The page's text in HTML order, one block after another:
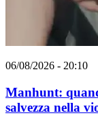
06/08/2026 - 20:10
Manhunt:
salvezza nella